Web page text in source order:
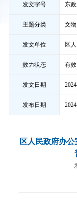
发文字号 东
主题分类 文物
发文单位 区
效力状态 有效
发文日期
发布日期
区人民政府办